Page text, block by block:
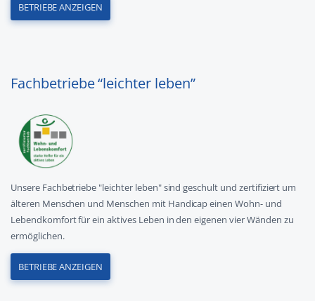
BETRIEBE ANZEIGEN
Fachbetriebe “leichter leben”
Unsere Fachbetriebe "leichter leben" sind geschult und zertifiziert um
älteren Menschen und Menschen mit Handicap einen Wohn- und
Lebendkomfort für ein aktives Leben in den eigenen vier Wänden zu
ermöglichen.
BETRIEBE ANZEIGEN